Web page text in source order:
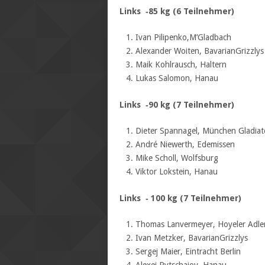
Links ‐85 kg (6 Teilnehmer)
Ivan Pilipenko,M’Gladbach
Alexander Woiten, BavarianGrizzlys
Maik Kohlrausch, Haltern
Lukas Salomon, Hanau
Links ‐90 kg (7 Teilnehmer)
Dieter Spannagel, München
André Niewerth, Edemissen
Mike Scholl, Wolfsburg
Viktor Lokstein, Hanau
Links ‐ 100 kg (7 Teilnehmer)
Thomas Lanvermeyer, Hoyeler
Ivan Metzker, BavarianGrizzlys
Sergej Maier, Eintracht Berlin